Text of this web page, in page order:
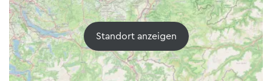
Standort anzeigen